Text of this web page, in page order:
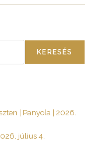
KERESÉS
| Panyola | 2026.
július 4.